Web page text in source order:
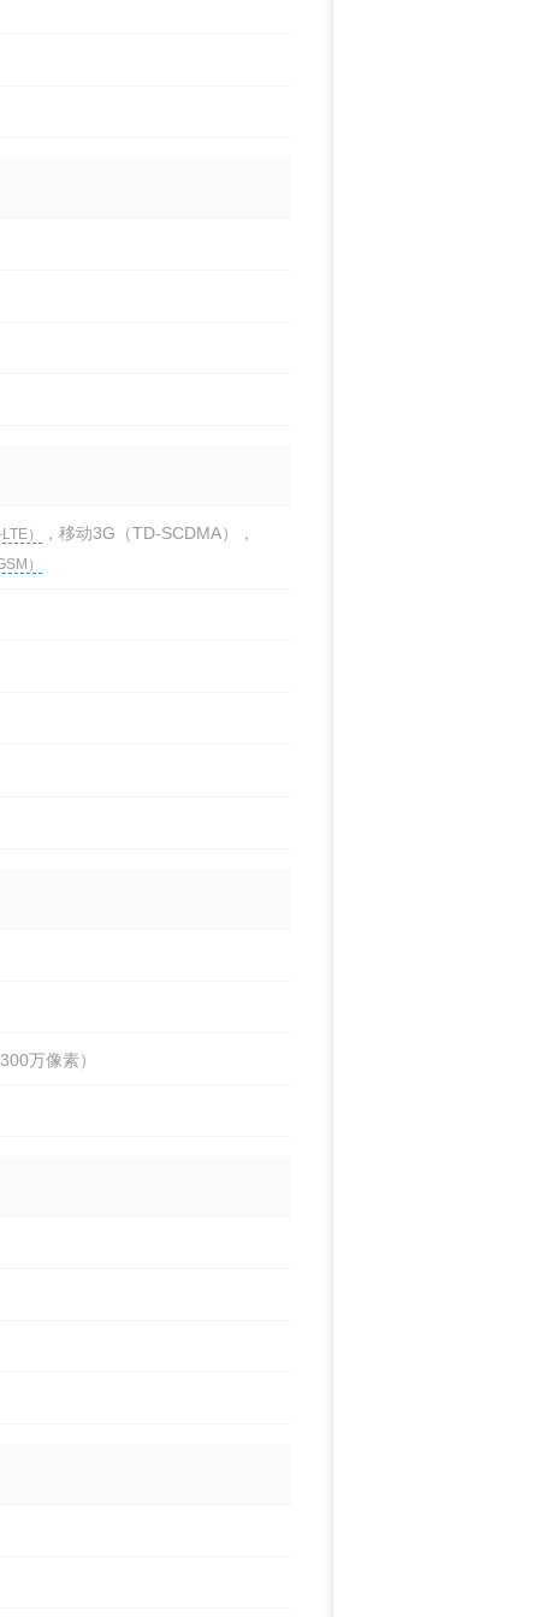
） ，移动3G（TD-SCDMA），
）
万像素）